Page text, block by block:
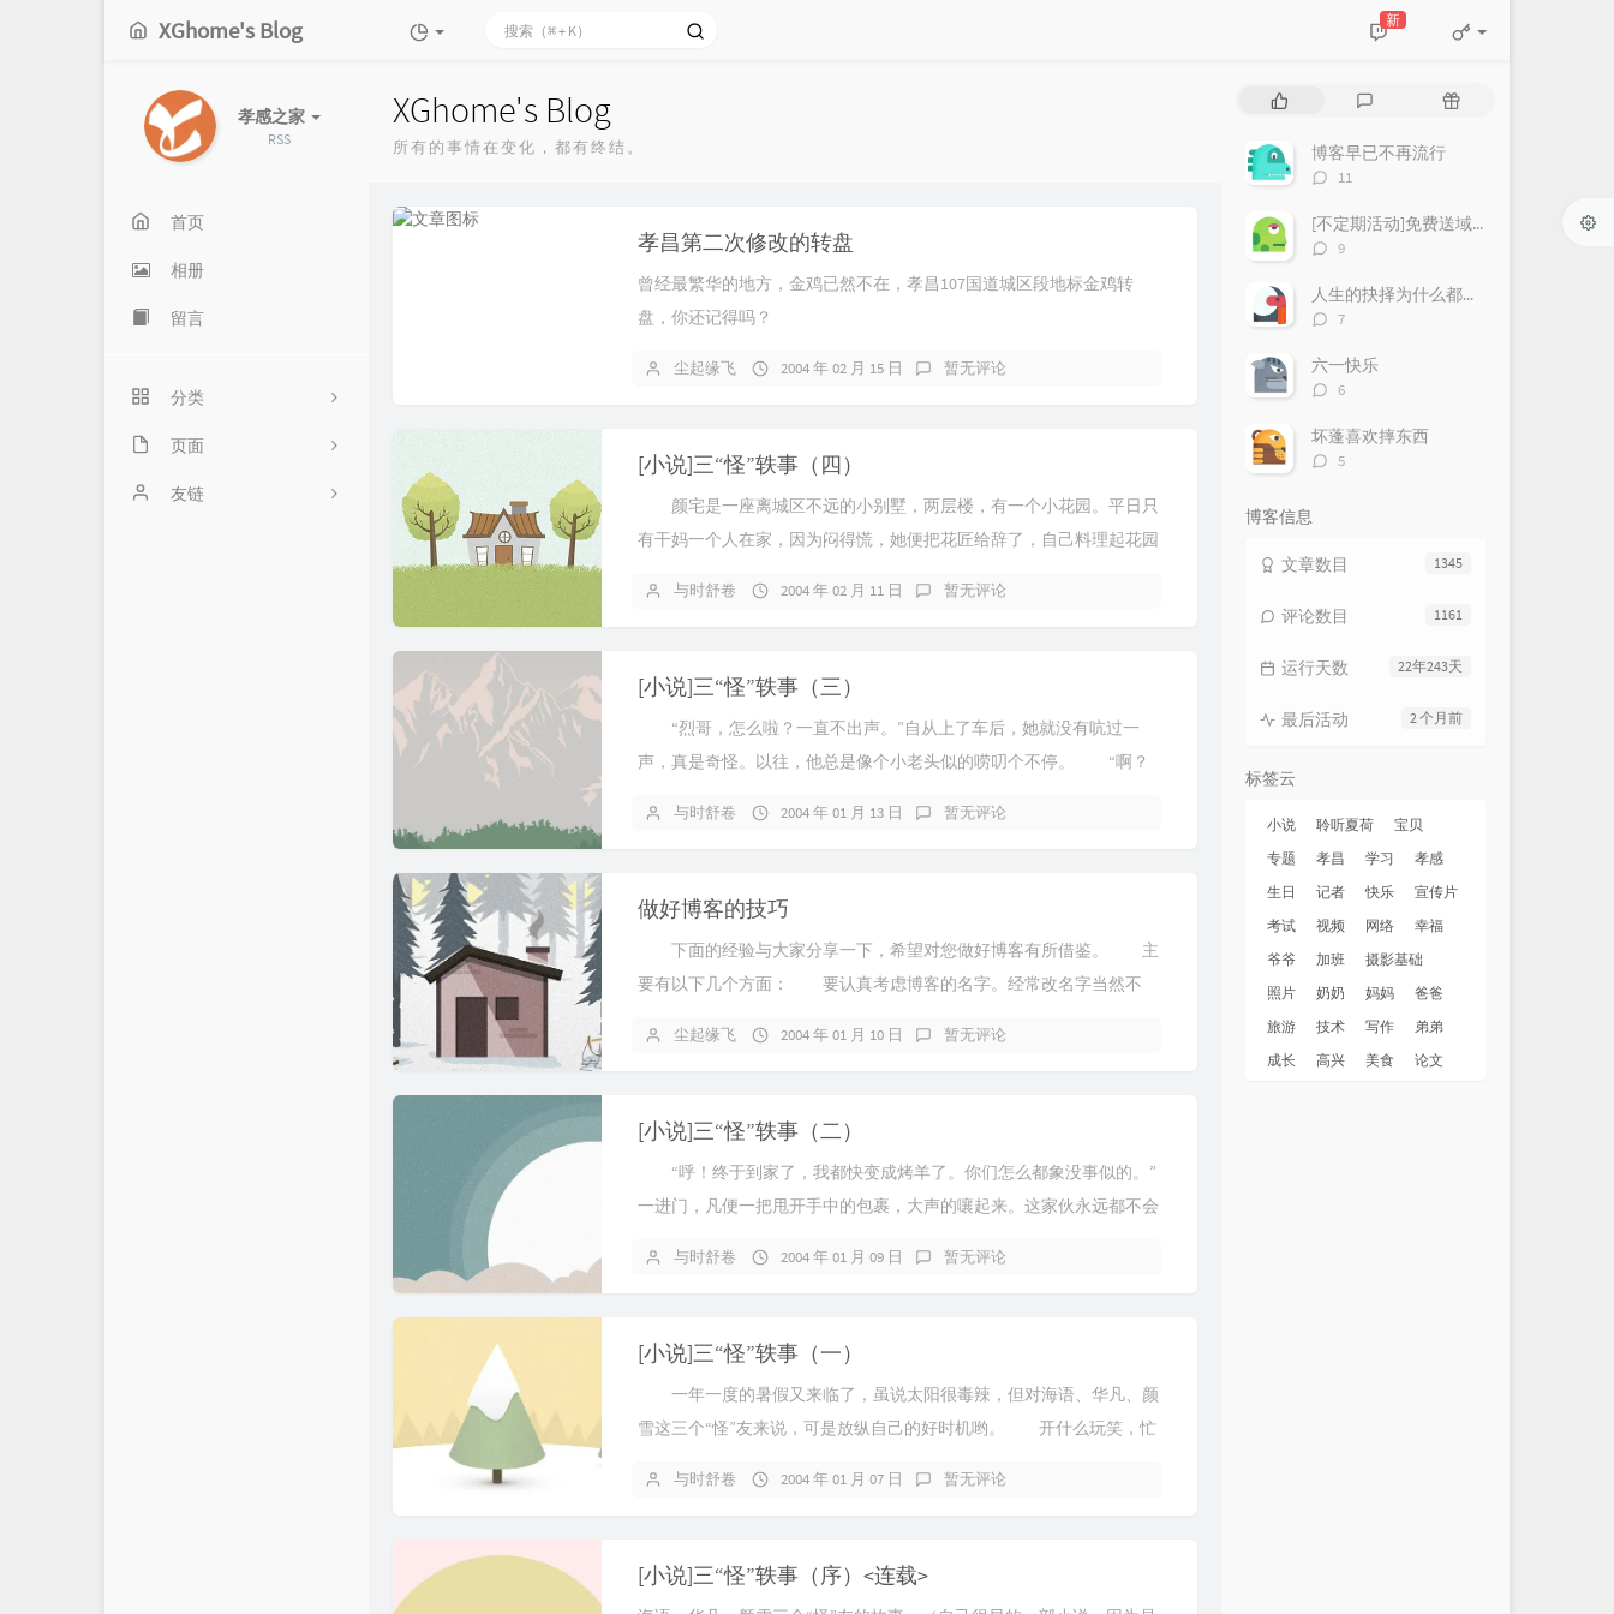
XGhome's Blog 新
孝感之家
RSS
首页
相册
留言
分类
176
91
页面
友情链接
友链
XGhome's Blog
所有的事情在变化，都有终结。
孝昌第二次修改的转盘
曾经最繁华的地方，金鸡已然不在，孝昌107国道城区段地标金鸡转
盘，你还记得吗？
尘起缘飞 2004 年 02 月 15 日 暂无评论
[小说]三“怪”轶事（四）
颜宅是一座离城区不远的小别墅，两层楼，有一个小花园。平日只
有干妈一个人在家，因为闷得慌，她便把花匠给辞了，自己料理起花园
与时舒卷 2004 年 02 月 11 日 暂无评论
[小说]三“怪”轶事（三）
“烈哥，怎么啦？一直不出声。”自从上了车后，她就没有吭过一
声，真是奇怪。以往，他总是像个小老头似的唠叨个不停。 “啊？
与时舒卷 2004 年 01 月 13 日 暂无评论
做好博客的技巧
下面的经验与大家分享一下，希望对您做好博客有所借鉴。 主
要有以下几个方面： 要认真考虑博客的名字。经常改名字当然不
尘起缘飞 2004 年 01 月 10 日 暂无评论
[小说]三“怪”轶事（二）
“呼！终于到家了，我都快变成烤羊了。你们怎么都象没事似的。”
一进门，凡便一把甩开手中的包裹，大声的嚷起来。这家伙永远都不会
与时舒卷 2004 年 01 月 09 日 暂无评论
[小说]三“怪”轶事（一）
一年一度的暑假又来临了，虽说太阳很毒辣，但对海语、华凡、颜
雪这三个“怪”友来说，可是放纵自己的好时机哟。 开什么玩笑，忙
与时舒卷 2004 年 01 月 07 日 暂无评论
[小说]三“怪”轶事（序）<连载>
章
评
随
博客早已不再流行
评
数：
11
[不定期活动]免费送域名或空间
评
数：
9
人生的抉择为什么都这么让人无奈？
评
数：
7
六一快乐
评
数：
6
坏蓬喜欢摔东西
评
5
博客信息
1345
文章数目
1161
评论数目
22年243天
运行天数
2 个月前
最后活动
标签云
小说 聆听夏荷
宝贝
专题
孝昌 学习
孝感
生日
记者 快乐
宣传片
考试
视频 网络
幸福
爷爷
加班
摄影基础
照片
奶奶 妈妈
爸爸
旅游
技术 写作
弟弟
成长
高兴 美食 论文